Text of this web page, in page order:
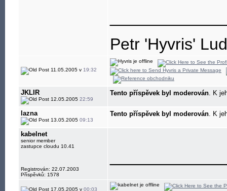
Petr 'Hyvris'
11.05.2005 v 19:32
JKLIR
12.05.2005 22:59
Tento příspěvek byl moderován. K
lazna
13.05.2005 09:13
Tento příspěvek byl moderován. K
kabelnet
senior member
zastupce cloudu 10.41
Registrován: 22.07.2003
Příspěvků: 1578
17.05.2005 v 00:03